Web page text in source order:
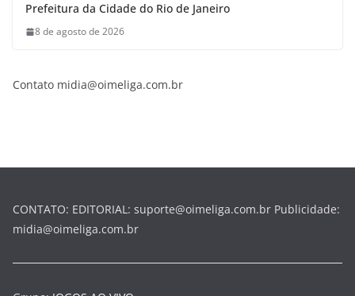
Prefeitura da Cidade do Rio de Janeiro
8 de agosto de 2026
Contato midia@oimeliga.com.br
CONTATO: EDITORIAL: suporte@oimeliga.com.br Publicidade:
midia@oimeliga.com.br